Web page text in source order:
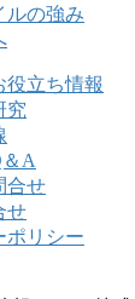
ルの強み
役立ち情報
究
A
合せ
せ
ポリシー